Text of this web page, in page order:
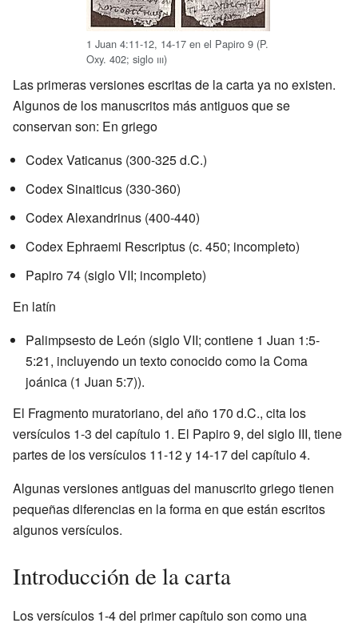
1 Juan 4:11-12, 14-17 en el Papiro 9 (P.
Oxy. 402; siglo iii)
Las primeras versiones escritas de la carta ya no existen.
Algunos de los manuscritos más antiguos que se
conservan son: En griego
Codex Vaticanus (300-325 d.C.)
Codex Sinaiticus (330-360)
Codex Alexandrinus (400-440)
Codex Ephraemi Rescriptus (c. 450; incompleto)
Papiro 74 (siglo VII; incompleto)
En latín
Palimpsesto de León (siglo VII; contiene 1 Juan 1:5-
5:21, incluyendo un texto conocido como la Coma
joánica (1 Juan 5:7)).
El Fragmento muratoriano, del año 170 d.C., cita los
versículos 1-3 del capítulo 1. El Papiro 9, del siglo III, tiene
partes de los versículos 11-12 y 14-17 del capítulo 4.
Algunas versiones antiguas del manuscrito griego tienen
pequeñas diferencias en la forma en que están escritos
algunos versículos.
Introducción de la carta
Los versículos 1-4 del primer capítulo son como una